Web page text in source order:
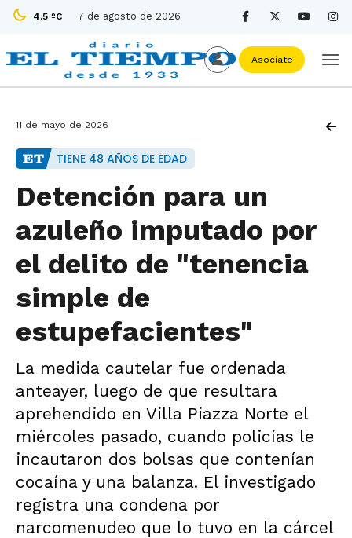
4.5 ºC 7 de agosto de 2026
Asociate
11 de mayo de 2026
TIENE 48 AÑOS DE EDAD
Detención para un
azuleño imputado por
el delito de "tenencia
simple de
estupefacientes"
La medida cautelar fue ordenada
anteayer, luego de que resultara
aprehendido en Villa Piazza Norte el
miércoles pasado, cuando policías le
incautaron dos bolsas que contenían
cocaína y una balanza. El investigado
registra una condena por
narcomenudeo que lo tuvo en la cárcel